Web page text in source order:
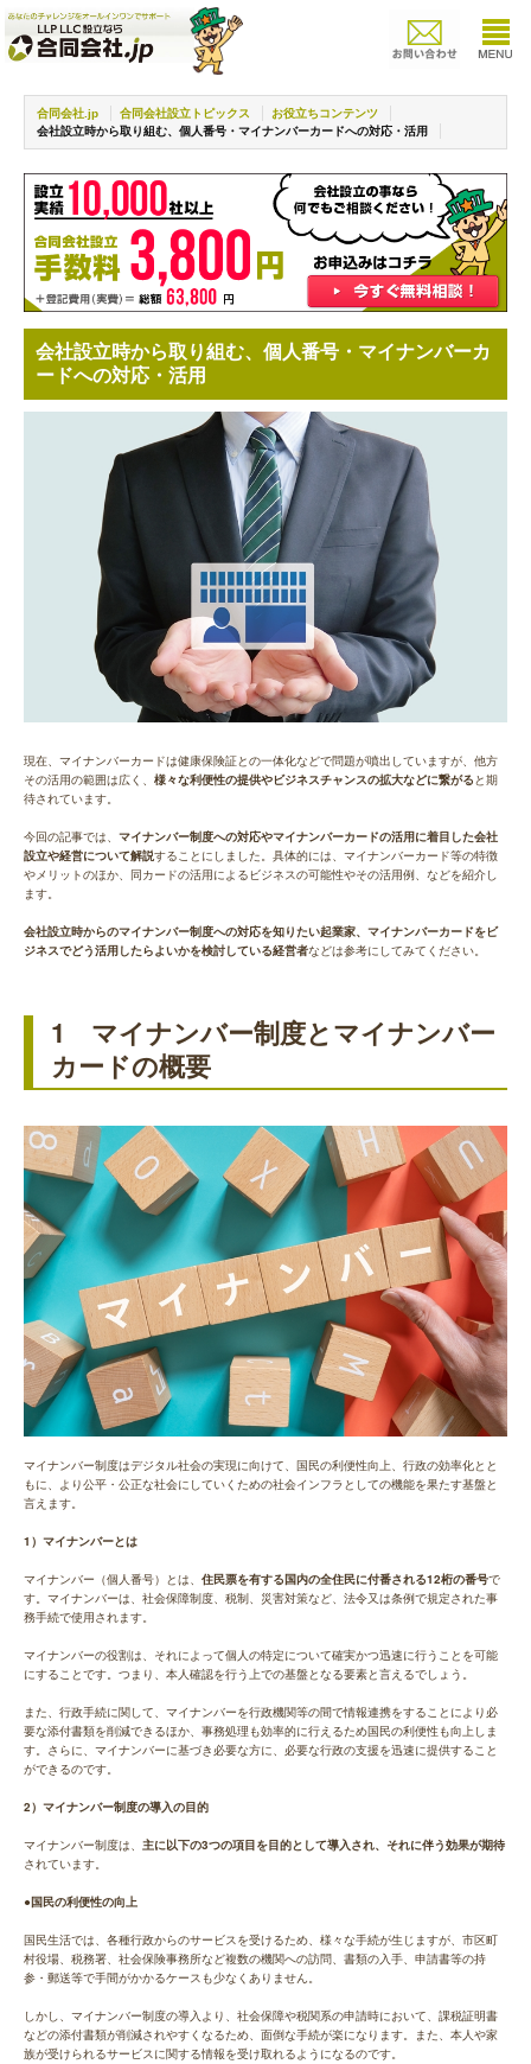
合同会社.jp 合同会社設立トピックス
お役立ちコンテンツ
会社設立時から取り組む、個人番号・マイナンバーカードへの対応・活用
会社設立時から取り組む、個人番号・マイナンバーカ
ードへの対応・活用
現在、マイナンバーカードは健康保険証との一体化などで問題が噴出していますが、他方
その活用の範囲は広く、 様々な利便性の提供やビジネスチャンスの拡大などに繋がると期
待されています。
今回の記事では、 マイナンバー制度への対応やマイナンバーカードの活用に着目した会社
設立や経営について解説することにしました。具体的には、マイナンバーカード等の特徴
やメリットのほか、同カードの活用によるビジネスの可能性やその活用例、などを紹介し
ます。
会社設立時からのマイナンバー制度への対応を知りたい起業家、マイナンバーカードをビ
ジネスでどう活用したらよいかを検討している経営者などは参考にしてみてください。
1 マイナンバー制度とマイナンバー
カードの概要
マイナンバー制度はデジタル社会の実現に向けて、国民の利便性向上、行政の効率化とと
もに、より公平・公正な社会にしていくための社会インフラとしての機能を果たす基盤と
言えます。
1）マイナンバーとは
マイナンバー（個人番号）とは、 住民票を有する国内の全住民に付番される12桁の番号で
す。マイナンバーは、社会保障制度、税制、災害対策など、法令又は条例で規定された事
務手続で使用されます。
マイナンバーの役割は、それによって個人の特定について確実かつ迅速に行うことを可能
にすることです。つまり、本人確認を行う上での基盤となる要素と言えるでしょう。
また、行政手続に関して、マイナンバーを行政機関等の間で情報連携をすることにより必
要な添付書類を削減できるほか、事務処理も効率的に行えるため国民の利便性も向上しま
す。さらに、マイナンバーに基づき必要な方に、必要な行政の支援を迅速に提供すること
ができるのです。
2）マイナンバー制度の導入の目的
マイナンバー制度は、 主に以下の3つの項目を目的として導入され、それに伴う効果が期待
されています。
●国民の利便性の向上
国民生活では、各種行政からのサービスを受けるため、様々な手続が生じますが、市区町
村役場、税務署、社会保険事務所など複数の機関への訪問、書類の入手、申請書等の持
参・郵送等で手間がかかるケースも少なくありません。
しかし、マイナンバー制度の導入より、社会保障や税関系の申請時において、課税証明書
などの添付書類が削減されやすくなるため、面倒な手続が楽になります。また、本人や家
族が受けられるサービスに関する情報を受け取れるようになるのです。